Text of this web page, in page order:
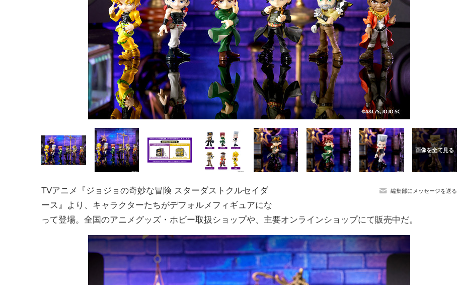
編集部にメッセージを送る
TVアニメ『ジョジョの奇妙な冒険 スターダストクルセイダ
ース』より、キャラクターたちがデフォルメフィギュアにな
って登場。全国のアニメグッズ・ホビー取扱ショップや、主要オンラインショップにて販売中だ。